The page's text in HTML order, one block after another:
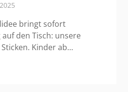
bringt sofort
den Tisch: unsere
Kinder ab…